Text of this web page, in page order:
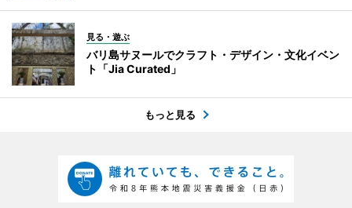
見る・遊ぶ
バリ島サヌールでクラフト・デザイン・文化イベン
ト「Jia Curated」
もっと見る